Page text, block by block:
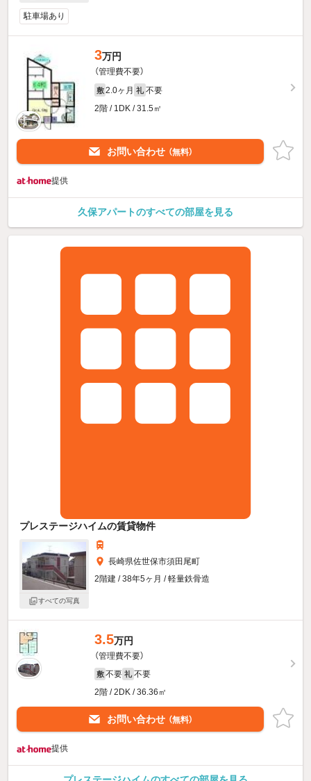
駐車場あり
3万円
（管理費不要）
敷 2.0ヶ月 礼 不要
2階 / 1DK / 31.5㎡
お問い合わせ （無料）
提供
久保アパートのすべての部屋を見る
プレステージハイムの賃貸物件
すべての写真
長崎県佐世保市須田尾町
2階建 / 38年5ヶ月 / 軽量鉄骨造
3.5万円
（管理費不要）
敷 不要 礼 不要
2階 / 2DK / 36.36㎡
お問い合わせ （無料）
提供